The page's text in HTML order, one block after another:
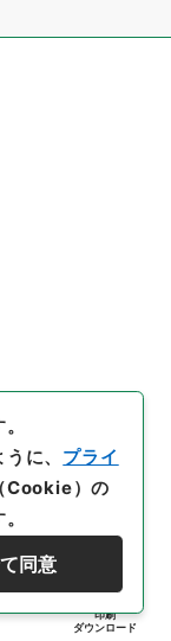
印刷
ダウンロード
に、 プライ
Cookie）の
同意